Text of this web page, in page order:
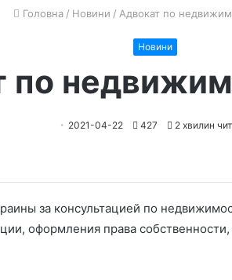
Головна / Новини / Адвокат по
Новини
по
2021-04-22 427 2 хвилин
за консультацией по
оформления права